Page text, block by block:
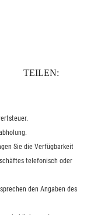
TEILEN:
Sie die Verfügbarkeit
telefonisch oder
den Angaben des